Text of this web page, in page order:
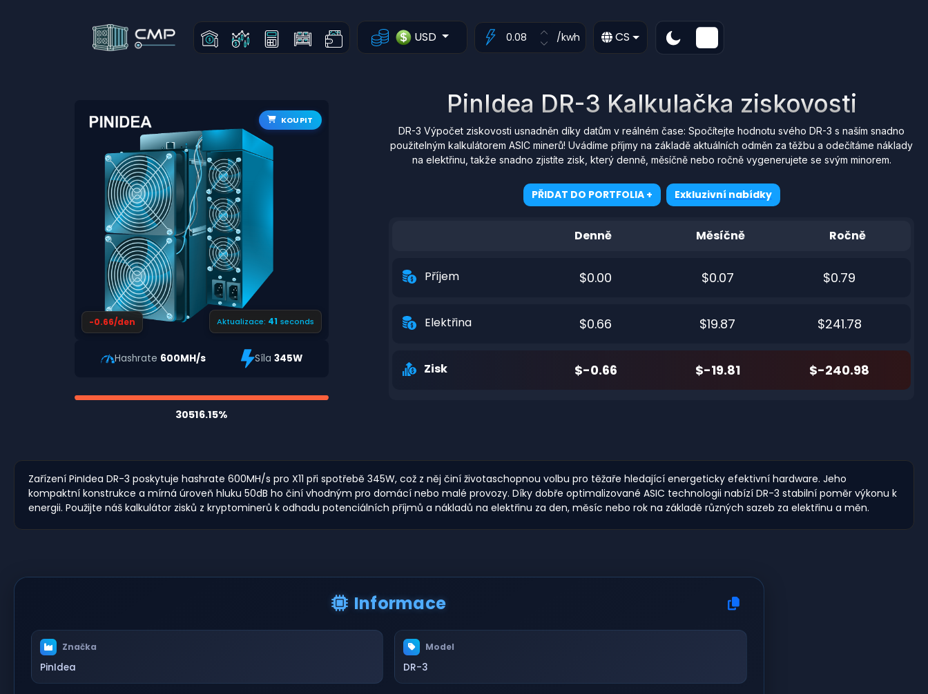
USD /kwh CS
KOUPIT
-0.66/den Aktualizace:40 seconds
Hashrate 600MH/s Síla 345W
30516.15%
PinIdea DR-3 Kalkulačka ziskovosti
DR-3 Výpočet ziskovosti usnadněn díky datům v reálném čase: Spočítejte hodnotu svého DR-3 s naším snadno
použitelným kalkulátorem ASIC minerů! Uvádíme příjmy na základě aktuálních odměn za těžbu a odečítáme náklady
na elektřinu, takže snadno zjistíte zisk, který denně, měsíčně nebo ročně vygenerujete se svým minorem.
PŘIDAT DO PORTFOLIA + Exkluzivní nabídky
Denně Měsíčně Ročně
Příjem $0.00 $0.07 $0.79
Elektřina $0.66 $19.87 $241.78
Zisk $-0.66 $-19.81 $-240.98
Zařízení PinIdea DR-3 poskytuje hashrate 600MH/s pro X11 při spotřebě 345W, což z něj činí životaschopnou volbu pro těžaře hledající energeticky efektivní hardware. Jeho
kompaktní konstrukce a mírná úroveň hluku 50dB ho činí vhodným pro domácí nebo malé provozy. Díky dobře optimalizované ASIC technologii nabízí DR-3 stabilní poměr výkonu k
energii. Použijte náš kalkulátor zisků z kryptominerů k odhadu potenciálních příjmů a nákladů na elektřinu za den, měsíc nebo rok na základě různých sazeb za elektřinu a měn.
Informace
Značka
PinIdea
Model
DR-3